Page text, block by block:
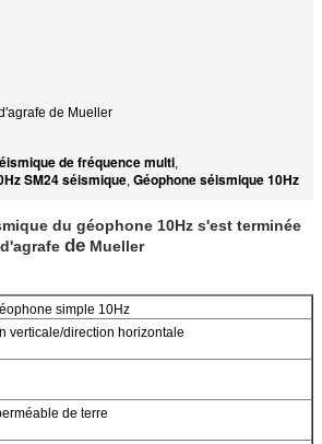
de Mueller
de fréquence multi,
SM24 séismique, Géophone séismique 10Hz
du géophone 10Hz s'est terminée
d'agrafe de Mueller
simple 10Hz
verticale/direction horizontale
de terre